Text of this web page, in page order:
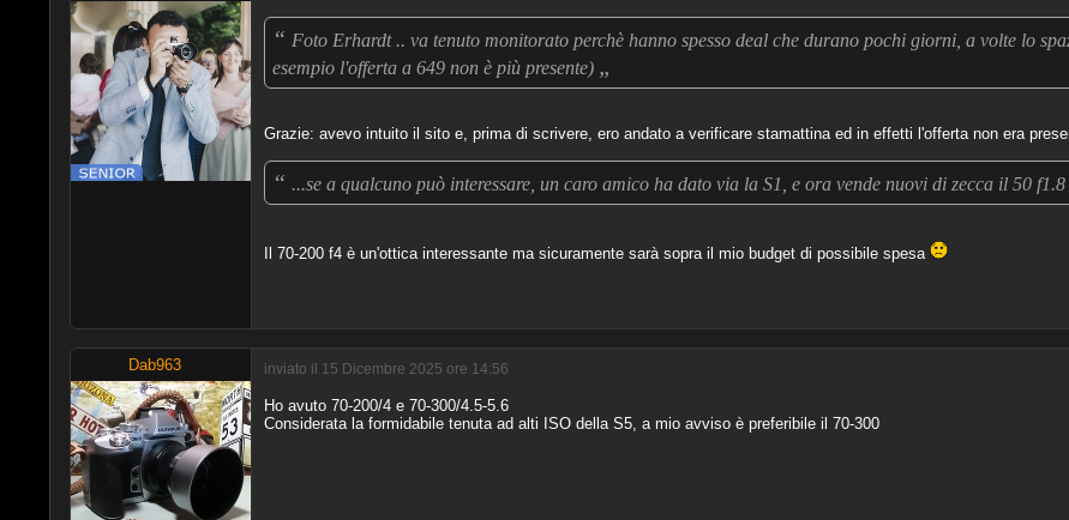
“ Foto Erhardt .. va tenuto monitorato perchè hanno spesso deal che durano pochi giorni, a volte lo
esempio l'offerta a 649 non è più presente) „
Grazie: avevo intuito il sito e, prima di scrivere, ero andato a verificare stamattina ed in effetti l'offerta non era
“ ...se a qualcuno può interessare, un caro amico ha dato via la S1, e ora vende nuovi di zecca il 50
Il 70-200 f4 è un'ottica interessante ma sicuramente sarà sopra il mio budget di possibile spesa
Dab963 inviato il 15 Dicembre 2025 ore 14:56
Ho avuto 70-200/4 e 70-300/4.5-5.6
Considerata la formidabile tenuta ad alti ISO della S5, a mio avviso è preferibile il 70-300